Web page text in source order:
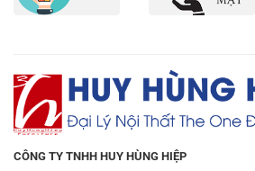
CÔNG TY TNHH HUY HÙNG HIỆP